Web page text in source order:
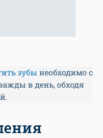
зубы необходимо с
в день, обходя